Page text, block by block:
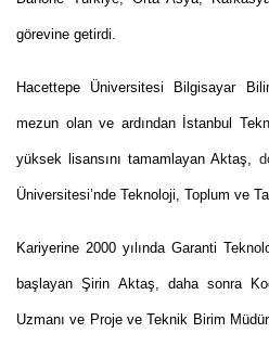
görevine getirdi.
Hacettepe Üniversitesi Bilgisayar
mezun olan ve ardından İstanbul
yüksek lisansını tamamlayan Aktaş,
Üniversitesi’nde Teknoloji, Toplum ve
Kariyerine 2000 yılında Garanti
başlayan Şirin Aktaş, daha sonra
Uzmanı ve Proje ve Teknik Birim